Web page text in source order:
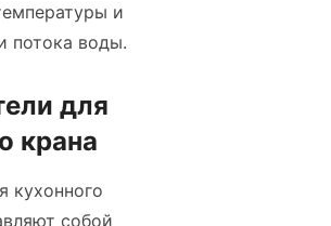
и
потока воды.
для
крана
кухонного
собой